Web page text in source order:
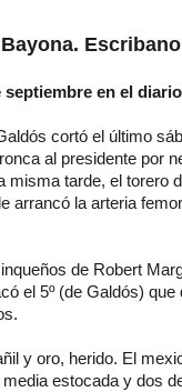
en el
cortó el último
al presidente por
misma tarde, el torero
arrancó la arteria
de Robert
el 5º (de Galdós)
y oro, herido. El
estocada y dos